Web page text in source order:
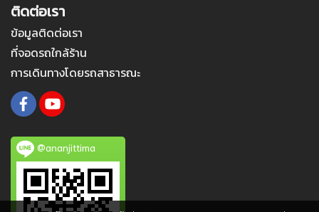
ติดต่อเรา
ข้อมูลติดต่อเรา
ที่จอดรถใกล้ร้าน
การเดินทางโดยรถสาธารณะ
@ananjittima